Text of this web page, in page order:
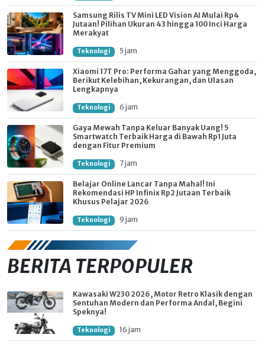
Samsung Rilis TV Mini LED Vision AI Mulai Rp4
Jutaan! Pilihan Ukuran 43 hingga 100 Inci Harga
Merakyat
Teknologi 5 jam
Xiaomi 17T Pro: Performa Gahar yang Menggoda,
Berikut Kelebihan, Kekurangan, dan Ulasan
Lengkapnya
Teknologi 6 jam
Gaya Mewah Tanpa Keluar Banyak Uang! 5
Smartwatch Terbaik Harga di Bawah Rp1 Juta
dengan Fitur Premium
Teknologi 7 jam
Belajar Online Lancar Tanpa Mahal! Ini
Rekomendasi HP Infinix Rp2 Jutaan Terbaik
Khusus Pelajar 2026
Teknologi 9 jam
BERITA TERPOPULER
Kawasaki W230 2026, Motor Retro Klasik dengan
Sentuhan Modern dan Performa Andal, Begini
Speknya!
Teknologi 16 jam